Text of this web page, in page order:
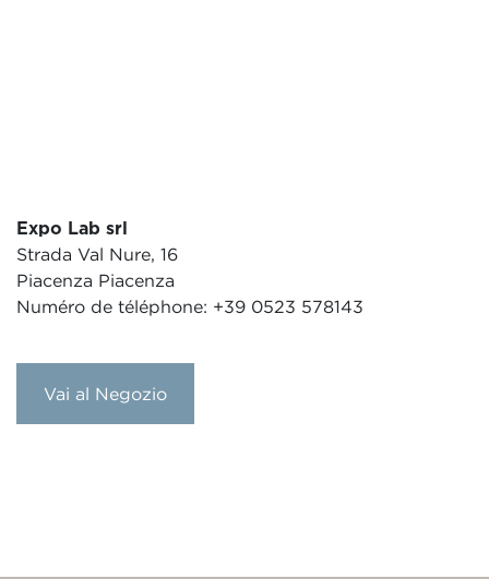
Expo Lab srl
Strada Val Nure, 16
Piacenza Piacenza
Numéro de téléphone: +39 0523 578143
Vai al Negozio